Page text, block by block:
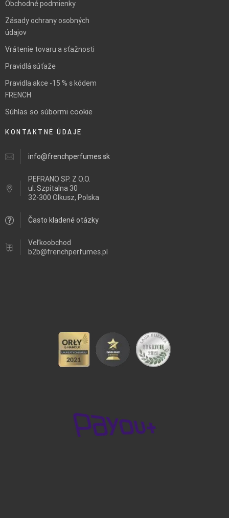
Obchodné podmienky
Zásady ochrany osobných
údajov
Vrátenie tovaru a sťažnosti
Pravidlá súťaže
Pravidla akce -15 % s kódem
FRENCH
Súhlas so súbormi cookie
KONTAKTNÉ ÚDAJE
info@frenchperfumes.sk
PEFRANO SP. Z O.O.
ul. Szpitalna 30
32-300 Olkusz, Polska
Často kladené otázky
Veľkoobchod
b2b@frenchperfumes.pl